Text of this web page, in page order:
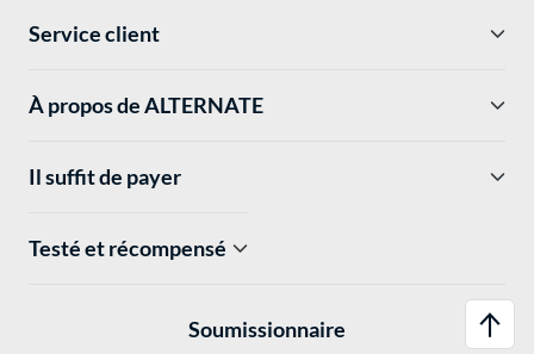
Service client
À propos de ALTERNATE
Il suffit de payer
Testé et récompensé
Soumissionnaire